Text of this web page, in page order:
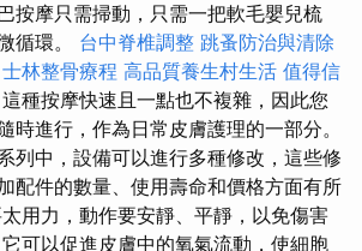
按摩只需掃動，只需一把軟毛嬰兒梳
循環。 台中脊椎調整 跳蚤防治與清除
士林整骨療程 高品質養生村生活 值得信
這種按摩快速且一點也不複雜，因此您
時進行，作為日常皮膚護理的一部分。
列中，設備可以進行多種修改，這些修
配件的數量、使用壽命和價格方面有所
用力，動作要安靜、平靜，以免傷害
可以促進皮膚中的氧氣流動，使細胞